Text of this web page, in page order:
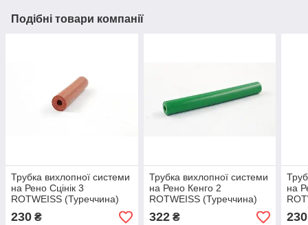
Подібні товари компанії
Трубка вихлопної системи
на Рено Сцінік 3
ROTWEISS (Туреччина)
RWS2559
230 ₴
Трубка вихлопної системи
на Рено Кенго 2
ROTWEISS (Туреччина)
RWS2682
322₴
на
230